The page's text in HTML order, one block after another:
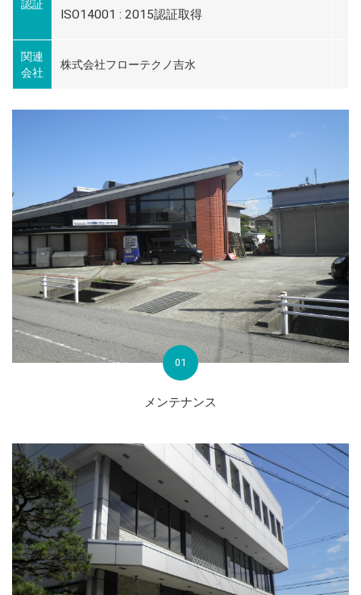
認証
ISO14001 : 2015認証取得
関連
会社
株式会社フローテクノ吉水
01
メンテナンス